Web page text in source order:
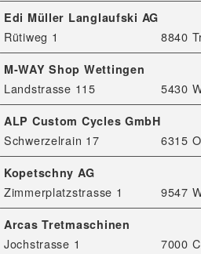
Edi Müller Langlaufski AG
Rütiweg 1 8840
M-WAY Shop Wettingen
Landstrasse 115 5430
ALP Custom Cycles GmbH
Schwerzelrain 17 6315
Kopetschny AG
Zimmerplatzstrasse 1 9547
Arcas Tretmaschinen
Jochstrasse 1 7000